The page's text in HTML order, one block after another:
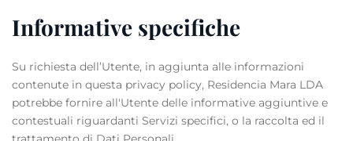
Informative specifiche
Su richiesta dell’Utente, in aggiunta alle informazioni
contenute in questa privacy policy, Residencia Mara LDA
potrebbe fornire all'Utente delle informative aggiuntive e
contestuali riguardanti Servizi specifici, o la raccolta ed il